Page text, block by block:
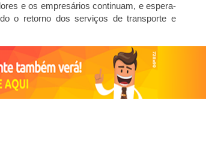
e os empresários continuam, e espera-
o retorno dos serviços de transporte e